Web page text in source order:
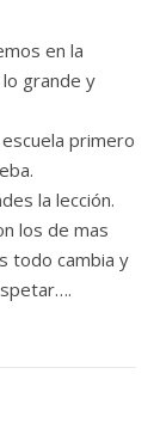
en la
grande y
primero
la lección.
los de mas
todo cambia y